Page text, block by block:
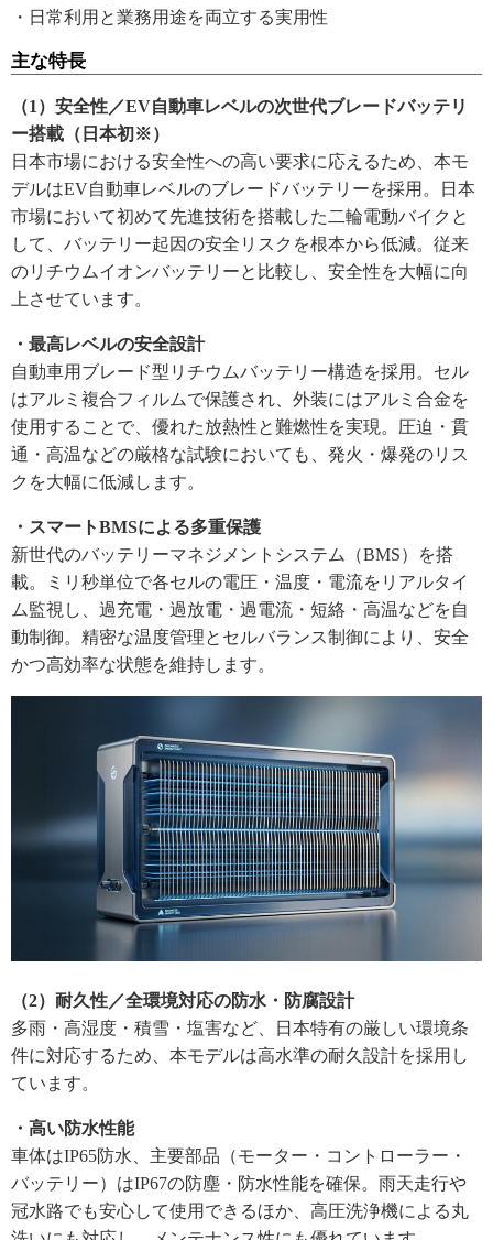
・日常利用と業務用途を両立する実用性
主な特長
（1）安全性／EV自動車レベルの次世代ブレードバッテリ
ー搭載（日本初※）
日本市場における安全性への高い要求に応えるため、本モ
デルはEV自動車レベルのブレードバッテリーを採用。日本
市場において初めて先進技術を搭載した二輪電動バイクと
して、バッテリー起因の安全リスクを根本から低減。従来
のリチウムイオンバッテリーと比較し、安全性を大幅に向
上させています。
・最高レベルの安全設計
自動車用ブレード型リチウムバッテリー構造を採用。セル
はアルミ複合フィルムで保護され、外装にはアルミ合金を
使用することで、優れた放熱性と難燃性を実現。圧迫・貫
通・高温などの厳格な試験においても、発火・爆発のリス
クを大幅に低減します。
・スマートBMSによる多重保護
新世代のバッテリーマネジメントシステム（BMS）を搭
載。ミリ秒単位で各セルの電圧・温度・電流をリアルタイ
ム監視し、過充電・過放電・過電流・短絡・高温などを自
動制御。精密な温度管理とセルバランス制御により、安全
かつ高効率な状態を維持します。
（2）耐久性／全環境対応の防水・防腐設計
多雨・高湿度・積雪・塩害など、日本特有の厳しい環境条
件に対応するため、本モデルは高水準の耐久設計を採用し
ています。
・高い防水性能
車体はIP65防水、主要部品（モーター・コントローラー・
バッテリー）はIP67の防塵・防水性能を確保。雨天走行や
冠水路でも安心して使用できるほか、高圧洗浄機による丸